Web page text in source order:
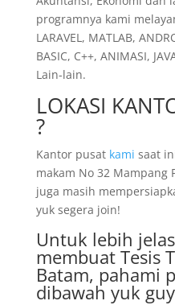
programnya kami
LARAVEL, MATLAB,
BASIC, C++, ANIMASI,
Lain-lain.
LOKASI
?
Kantor pusat kami saat
makam No 32 Mampang
juga masih
yuk segera join!
Untuk lebih
membuat Tesis
Batam, pahami
dibawah yuk